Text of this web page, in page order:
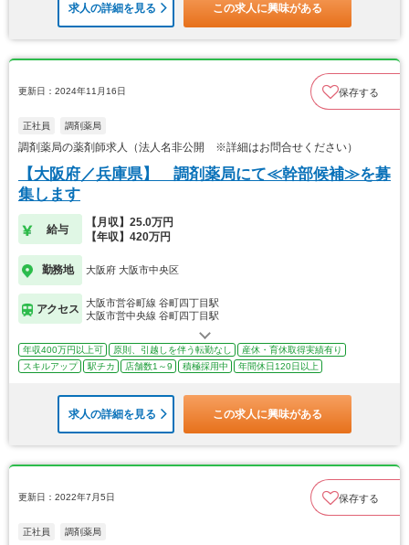
求人の詳細を見る この求人に興味がある
更新日：2024年11月16日 保存する
正社員 調剤薬局
調剤薬局の薬剤師求人（法人名非公開 ※詳細はお問合せください）
【大阪府／兵庫県】 調剤薬局にて≪幹部候補≫を募
集します
給与
【月収】25.0万円
【年収】420万円
勤務地 大阪府 大阪市中央区
アクセス
大阪市営谷町線 谷町四丁目駅
大阪市営中央線 谷町四丁目駅
年収400万円以上可 原則、引越しを伴う転勤なし
産休・育休取得実績有り
スキルアップ
駅チカ 店舗数1～9 積極採用中 年間休日120日以上
求人の詳細を見る この求人に興味がある
更新日：2022年7月5日 保存する
正社員 調剤薬局